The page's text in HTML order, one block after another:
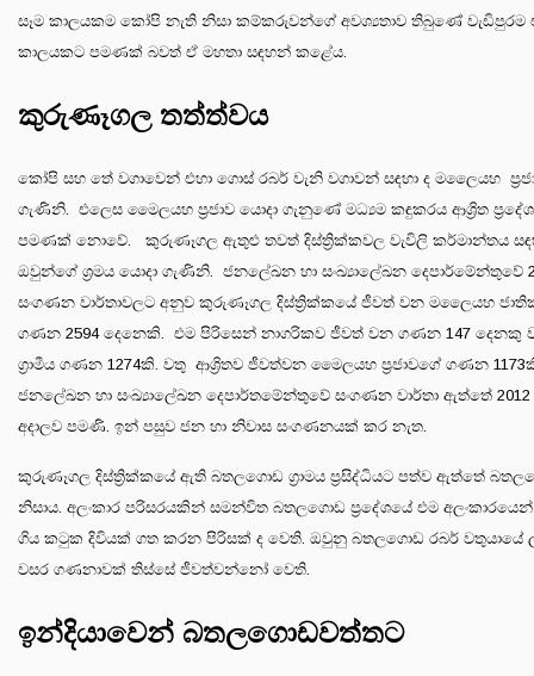
සෑම කාලයකම කෝපි නැති නිසා කම්කරුවන්ගේ අවශ්‍යතාව තිබුණේ වැඩිපුරම
කාලයකට පමණක් බවත් ඒ මහතා සඳහන් කළේය.
කුරුණෑගල තත්ත්වය
කෝපි සහ තේ වගාවෙන් එහා ගොස් රබර් වැනි වගාවන් සඳහා ද මලෛයහ
ගැණිනි. එලෙස මෛලයහ ප්‍රජාව යොදා ගැනුණේ මධ්‍යම කඳුකරය ආශ්‍රිත
පමණක් නොවේ. කුරුණෑගල ඇතුළු තවත් දිස්ත්‍රික්කවල වැවිලි කර්මාන්තය
ඔවුන්ගේ ශ්‍රමය යොදා ගැණිනි. ජනලේඛන හා සංඛ්‍යාලේඛන දෙපාර්මේන්තුවේ
සංගණන වාර්තාවලට අනුව කුරුණෑගල දිස්ත්‍රික්කයේ ජීවත් වන මලෛයහ
ගණන 2594 දෙනෙකි. එම පිරිසෙන් නාගරිකව ජීවත් වන ගණන 147 දෙනකු
ග්‍රාමීය ගණන 1274කි. වතු ආශ්‍රිතව ජීවත්වන මෛලයහ ප්‍රජාවගේ ගණන
ජනලේඛන හා සංඛ්‍යාලේඛන දෙපාර්තමේන්තුවේ සංගණන වාර්තා ඇත්තේ
අදාලව පමණි. ඉන් පසුව ජන හා නිවාස සංගණනයක් කර නැත.
කුරුණෑගල දිස්ත්‍රික්කයේ ඇති බතලගොඩ ග්‍රාමය ප්‍රසිද්ධියට පත්ව ඇත්තේ
නිසාය. අලංකාර පරිසරයකින් සමන්විත බතලගොඩ ප්‍රදේශයේ එම
ගිය කටුක දිවියක් ගත කරන පිරිසක් ද වෙති. ඔවුනු බතලගොඩ රබර් වතුයායේ
වසර ගණනාවක් තිස්සේ ජීවත්වන්නෝ වෙති.
ඉන්දියාවෙන් බතලගොඩවත්තට